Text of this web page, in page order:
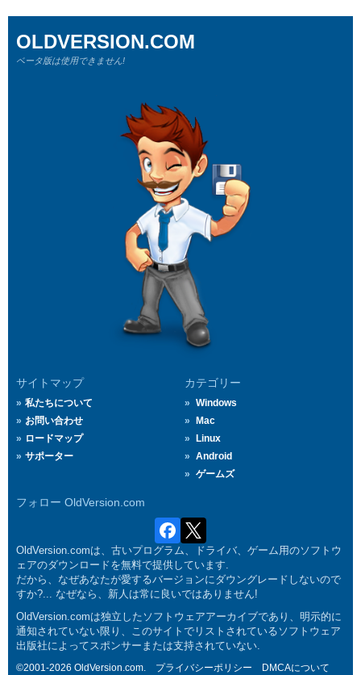
サイトマップ
私たちについて
お問い合わせ
ロードマップ
サポーター
カテゴリー
Windows
Mac
Linux
Android
ゲームズ
フォロー OldVersion.com
OLDVERSION.COM
ベータ版は使用できません!
OldVersion.comは、古いプログラム、ドライバ、ゲーム用のソフトウ
ェアのダウンロードを無料で提供しています.
だから、なぜあなたが愛するバージョンにダウングレードしないので
すか?... なぜなら、新人は常に良いではありません!
OldVersion.comは独立したソフトウェアアーカイブであり、明示的に
通知されていない限り、このサイトでリストされているソフトウェア
出版社によってスポンサーまたは支持されていない.
©2001-2026 OldVersion.com. プライバシーポリシー DMCAについて